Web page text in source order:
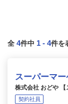
全 4件中 1 - 4件を
スーパーマ
株式会社 おどや 【
契約社員